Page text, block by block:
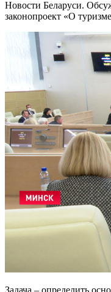
Новости Беларуси.
законопроект «О
Задача – определить